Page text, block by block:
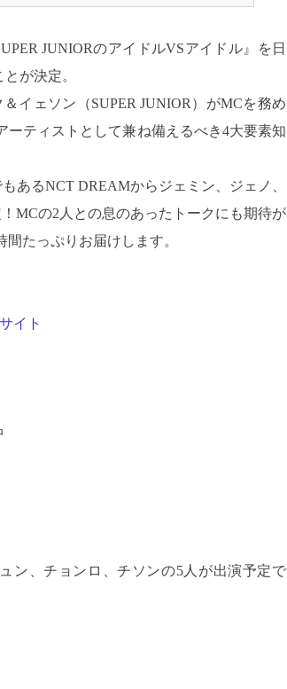
JUNIORのアイドルVSアイドル』を日
が決定。
イェソン（SUPER JUNIOR）がMCを務め
ティストとして兼ね備えるべき4大要素知
あるNCT DREAMからジェミン、ジェノ、
MCの2人との息のあったトークにも期待が
たっぷりお届けします。
イト
ン、チョンロ、チソンの5人が出演予定で